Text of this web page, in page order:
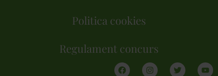
Politica cookies
Regulament concurs